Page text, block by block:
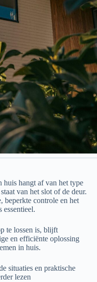
huis hangt af van het type
van het slot of de deur.
beperkte controle en het
te lossen is, blijft
en efficiënte oplossing
in huis.
situaties en praktische
lezen